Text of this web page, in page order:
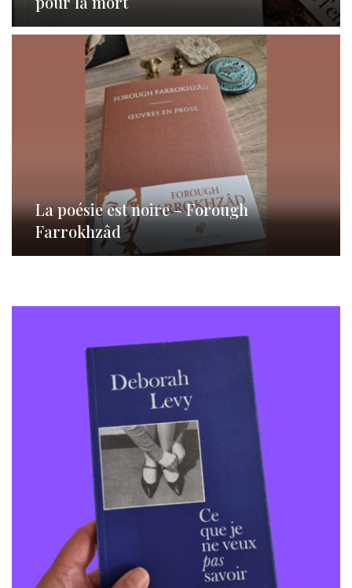
La poésie est noire – Forough
Farrokhzâd